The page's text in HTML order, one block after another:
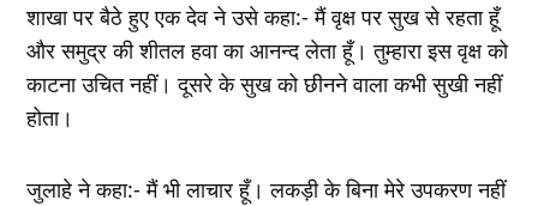
शाखा पर बैठे हुए एक देव ने उसे कहा:- मैं वृक्ष पर सुख से रहता हूँ
और समुद्र की शीतल हवा का आनन्द लेता हूँ। तुम्हारा इस वृक्ष को
काटना उचित नहीं। दूसरे के सुख को छीनने वाला कभी सुखी नहीं
होता।
जुलाहे ने कहा:- मैं भी लाचार हूँ। लकड़ी के बिना मेरे उपकरण नहीं